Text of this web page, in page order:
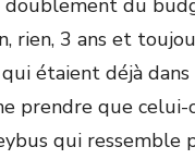
rien, 3 ans et
étaient déjà dans
prendre que
qui ressemble